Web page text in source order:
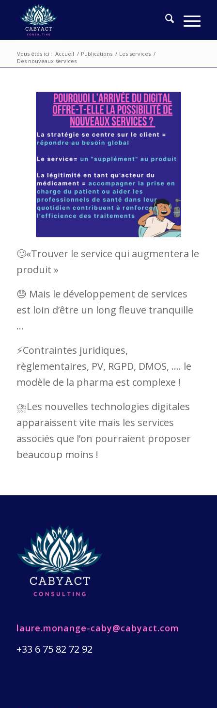
Vous êtes ici : Accueil / Publications / Les services /
Des nouveaux services
🙄«Trouver le service qui augmentera le
produit »
😓 Mais le développement de services
est loin d’être un long fleuve tranquille
…
⚡️Contraintes juridiques,
règlementaires, PV, RGPD, DMOS, …. le
modèle de la pharma est complexe !
⛈Les nouvelles technologies digitales
apparaissent vite mais les services
associés que l’on pourraient proposer
beaucoup moins !
laure.monange-caby@cabyact.com
+33 6 75 82 72 92